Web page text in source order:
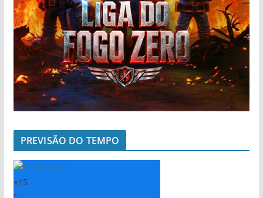
PREVISÃO DO TEMPO
+15